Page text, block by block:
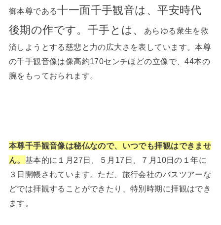
御本尊である十一面千手観音は、平安時代
後期の作です。千手とは、
あらゆる衆生を救
済しようとする慈悲と力の広大さを表しています。本尊
の千手観音像は像高約170センチほどの立像で、44本の
腕をもっておられます。
本尊千手観音像は秘仏なので、いつでも拝観はできませ
ん。 基本的に１月27日、５月17日、７月10日の１年に
３日開帳されています。ただ、旅行会社のバスツアーな
どでは拝観することができたり、特別時期に拝観はでき
ます。